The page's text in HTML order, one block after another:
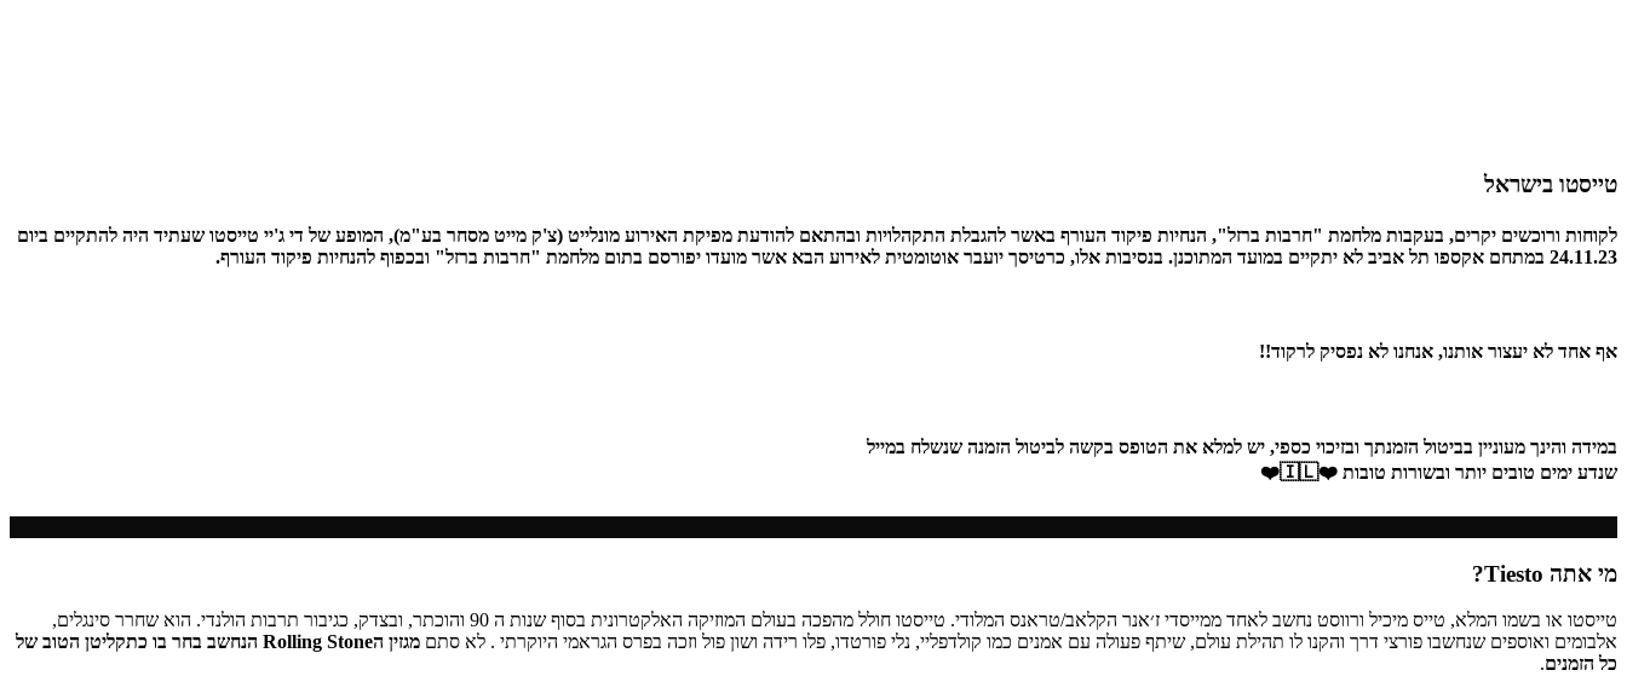
טייסטו בישראל
לקוחות ורוכשים יקרים, בעקבות מלחמת "חרבות ברזל", הנחיות פיקוד העורף באשר להגבלת התקהלויות ובהתאם להודעת מפיקת האירוע מונלייט (צ'ק מייט מסחר בע"מ), המופע של די ג'יי טייסטו שעתיד היה להתקיים ביום
24.11.23 במתחם אקספו תל אביב לא יתקיים במועד המתוכנן. בנסיבות אלו, כרטיסך יועבר אוטומטית לאירוע הבא אשר מועדו יפורסם בתום מלחמת "חרבות ברזל" ובכפוף להנחיות פיקוד העורף.
אף אחד לא יעצור אותנו, אנחנו לא נפסיק לרקוד!!
במידה והינך מעוניין בביטול הזמנתך ובזיכוי כספי, יש למלא את הטופס בקשה לביטול הזמנה שנשלח במייל
שנדע ימים טובים יותר ובשורות טובות ❤️🇮🇱❤️
מי אתה Tiesto?
טייסטו או בשמו המלא, טייס מיכיל ורווסט נחשב לאחד ממייסדי ז׳אנר הקלאב/טראנס המלודי. טייסטו חולל מהפכה בעולם המוזיקה האלקטרונית בסוף שנות ה 90 והוכתר, ובצדק, כגיבור תרבות הולנדי. הוא שחרר סינגלים,
אלבומים ואוספים שנחשבו פורצי דרך והקנו לו תהילת עולם, שיתף פעולה עם אמנים כמו קולדפליי, נלי פורטדו, פלו רידה ושון פול וזכה בפרס הגראמי היוקרתי . לא סתם מגזין הRolling Stone הנחשב בחר בו כתקליטן הטוב של
כל הזמנים.